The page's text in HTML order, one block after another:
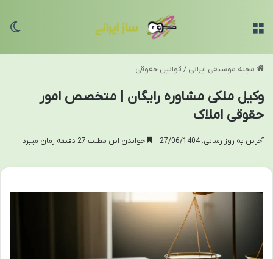
مجله موسیقی ایرانی / قوانین حقوقی
وکیل ملکی مشاوره رایگان | متخصص امور
حقوقی املاک
آخرین به روز رسانی: 27/06/1404 خواندن این مطلب 27 دقیقه زمان میبرد